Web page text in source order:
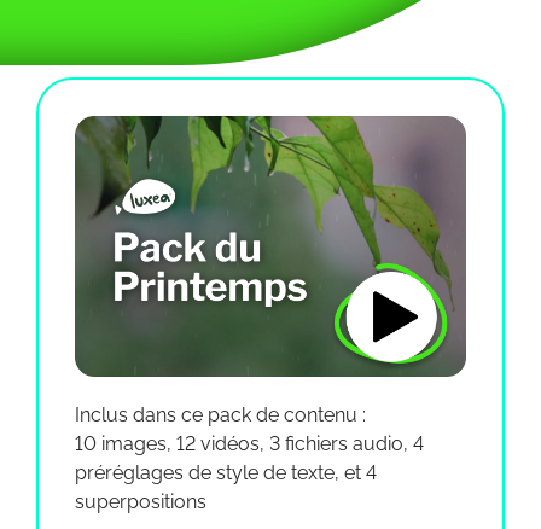
Inclus dans ce pack de contenu :
10 images, 12 vidéos, 3 fichiers audio, 4
préréglages de style de texte, et 4
superpositions